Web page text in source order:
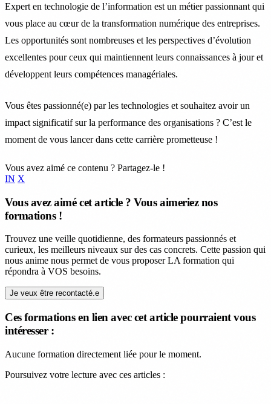
Expert en technologie de l’information est un métier passionnant qui
vous place au cœur de la transformation numérique des entreprises.
Les opportunités sont nombreuses et les perspectives d’évolution
excellentes pour ceux qui maintiennent leurs connaissances à jour et
développent leurs compétences managériales.
Vous êtes passionné(e) par les technologies et souhaitez avoir un
impact significatif sur la performance des organisations ? C’est le
moment de vous lancer dans cette carrière prometteuse !
Vous avez aimé ce contenu ? Partagez-le !
IN X
Vous avez aimé cet article ? Vous aimeriez nos
formations !
Trouvez une veille quotidienne, des formateurs passionnés et
curieux, les meilleurs niveaux sur des cas concrets. Cette passion qui
nous anime nous permet de vous proposer LA formation qui
répondra à VOS besoins.
Je veux être recontacté.e
Ces formations en lien avec cet article pourraient vous
intéresser :
Aucune formation directement liée pour le moment.
Poursuivez votre lecture avec ces articles :